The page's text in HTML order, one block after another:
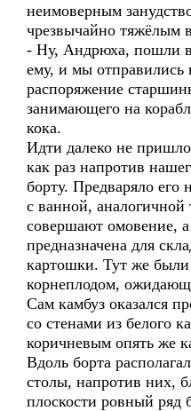
неимоверным
чрезвычайно тяжёлым
- Ну, Андрюха, пошли
ему, и мы отправились
распоряжение
занимающего на
кока.
Идти далеко не
как раз напротив
борту. Предваряло
с ванной,
совершают омовение,
предназначена для
картошки. Тут же
корнеплодом,
Сам камбуз оказался
со стенами из белого
коричневым опять же
Вдоль борта
столы, напротив них,
плоскости ровный ряд